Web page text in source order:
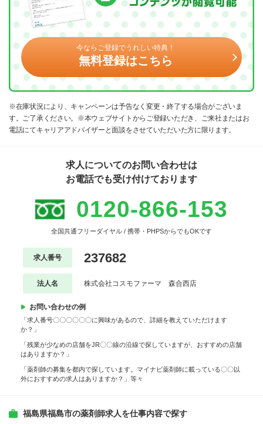
今ならご登録でうれしい特典！
無料登録はこちら
※在庫状況により、キャンペーンは予告なく変更・終了する場合がございま
す。ご了承ください。※本ウェブサイトからご登録いただき、ご来社またはお
電話にてキャリアアドバイザーと面談をさせていただいた方に限ります。
求人についてのお問い合わせは
お電話でも受け付けております
0120-866-153
全国共通フリーダイヤル / 携帯・PHPSからでもOKです
求人番号 237682
法人名 株式会社コスモファーマ 森合西店
お問い合わせの例
「求人番号〇〇〇〇〇〇に興味があるので、詳細を教えていただけます
か？」
「残業が少なめの店舗をJR〇〇線の沿線で探していますが、おすすめの店舗
はありますか？」
「薬剤師の募集を都内で探しています。マイナビ薬剤師に載っている〇〇以
外におすすめの求人はありますか？」等々
福島県福島市の薬剤師求人を仕事内容で探す